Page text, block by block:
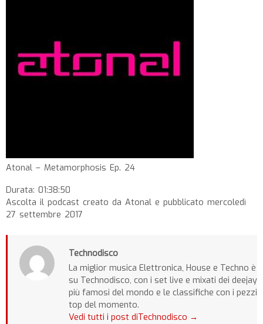
Atonal – Metamorphosis Ep. 24
Durata: 01:38:50
Ascolta il podcast creato da Atonal e pubblicato mercoledì
27 settembre 2017
Technodisco
La miglior musica Elettronica, House e Techno è
su Technodisco, con i set live e mixati dei deejay
più famosi del mondo e le classifiche con i pezzi
top del momento.
Vedi tutti i post diTechnodisco →